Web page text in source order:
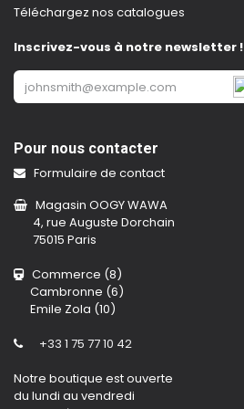
Téléchargez nos catalogues
Inscrivez-vous à notre newsletter !
Pour nous contacter
Formulaire de contact
Magasin OOGY WAWA
4, rue Auguste Dorchain
75015 Paris
Commerce (8)
Cambronne (6)
Emile Zola (10)
+33 1 75 77 10 42
Notre boutique est ouverte
du lundi au vendredi